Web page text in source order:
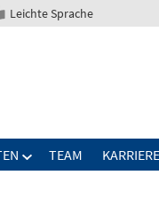
Leichte Sprache
TEAM KARRIERE